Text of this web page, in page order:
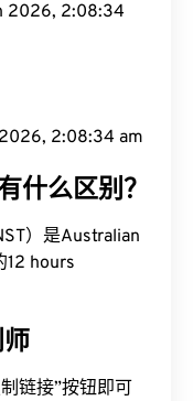
2026, 2:08:35
2:08:35 am
什么区别？
）是Australian
12 hours
链接”按钮即可